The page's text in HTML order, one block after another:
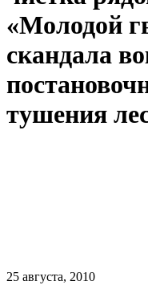
«Молодой
скандала
тушения
25 августа, 2010